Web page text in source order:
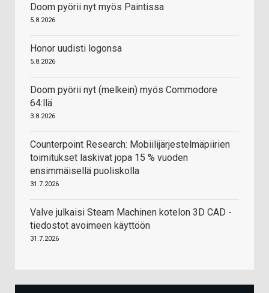
Doom pyörii nyt myös Paintissa
5.8.2026
Honor uudisti logonsa
5.8.2026
Doom pyörii nyt (melkein) myös Commodore
64:llä
3.8.2026
Counterpoint Research: Mobiilijärjestelmäpiirien
toimitukset laskivat jopa 15 % vuoden
ensimmäisellä puoliskolla
31.7.2026
Valve julkaisi Steam Machinen kotelon 3D CAD -
tiedostot avoimeen käyttöön
31.7.2026